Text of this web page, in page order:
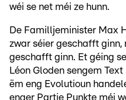
wéi se net méi ze hunn.
De Familljeminister Max
zwar séier geschafft ginn,
geschafft ginn. Et géing
Léon Gloden sengem
ëm eng Evolutioun
enger Partie Punkte méi